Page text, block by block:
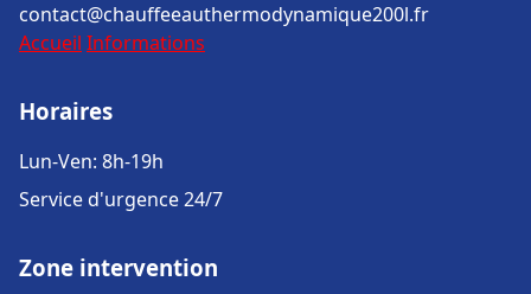
contact@chauffeeauthermodynamique200l.fr
Accueil Informations
Horaires
Lun-Ven: 8h-19h
Service d'urgence 24/7
Zone intervention